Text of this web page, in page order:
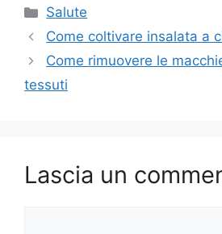
Categorie
Salute
Come coltivare insalata a
Come rimuovere le
tessuti
Lascia un